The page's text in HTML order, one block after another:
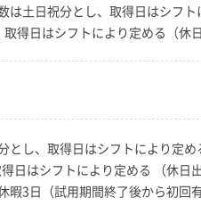
土日祝分とし、取得日はシフ
得日はシフトにより定める（休
し、取得日はシフトにより定
日はシフトにより定める （休
暇3日（試用期間終了後から初回